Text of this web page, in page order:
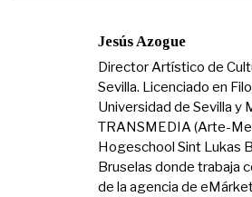
Jesús Azogue
Director Artístico de
Sevilla. Licenciado en
Universidad de Sevilla y
TRANSMEDIA (Arte-
Hogeschool Sint Lukas
Bruselas donde trabaja
de la agencia de